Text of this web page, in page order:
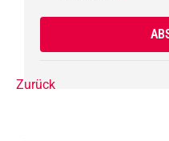
Zurück